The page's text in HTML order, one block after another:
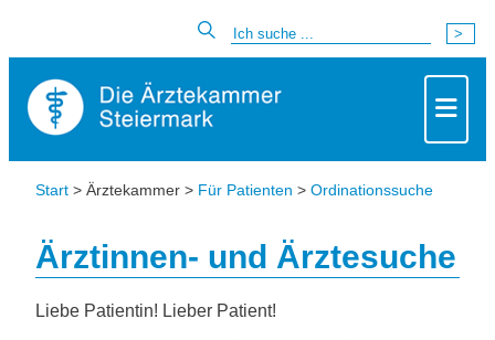
Start > Ärztekammer > Für Patienten > Ordinationssuche
Ärztinnen- und Ärztesuche
Liebe Patientin! Lieber Patient!